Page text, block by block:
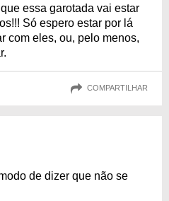
essa garotada vai estar
Só espero estar por lá
com eles, ou, pelo menos,
COMPARTILHAR
de dizer que não se